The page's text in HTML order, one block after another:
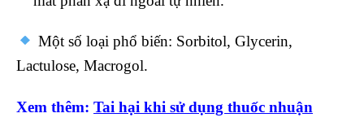
Một số loại phổ biến: Sorbitol, Glycerin,
Lactulose, Macrogol.
Xem thêm: Tai hại khi sử dụng thuốc nhuận